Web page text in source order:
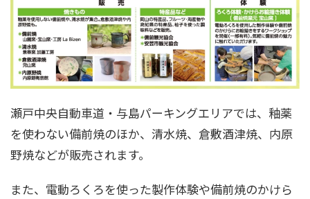
瀬戸中央自動車道・与島パーキングエリアでは、釉薬
を使わない備前焼のほか、清水焼、倉敷酒津焼、内原
野焼などが販売されます。
また、電動ろくろを使った製作体験や備前焼のかけら